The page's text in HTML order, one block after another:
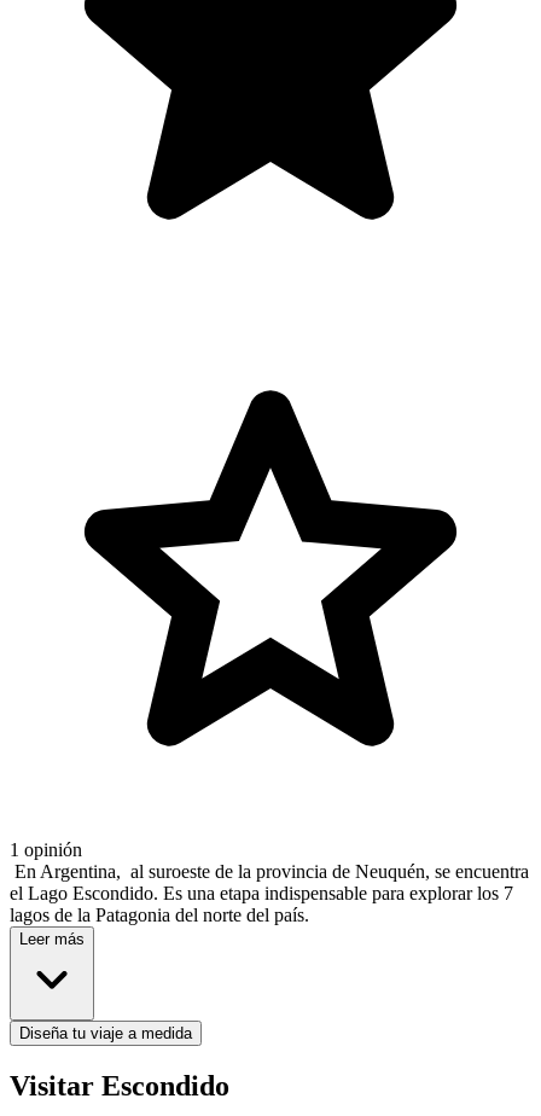
1 opinión
En Argentina, al suroeste de la provincia de Neuquén, se encuentra
el Lago Escondido. Es una etapa indispensable para explorar los 7
lagos de la Patagonia del norte del país.
Leer más
Diseña tu viaje a medida
Visitar Escondido